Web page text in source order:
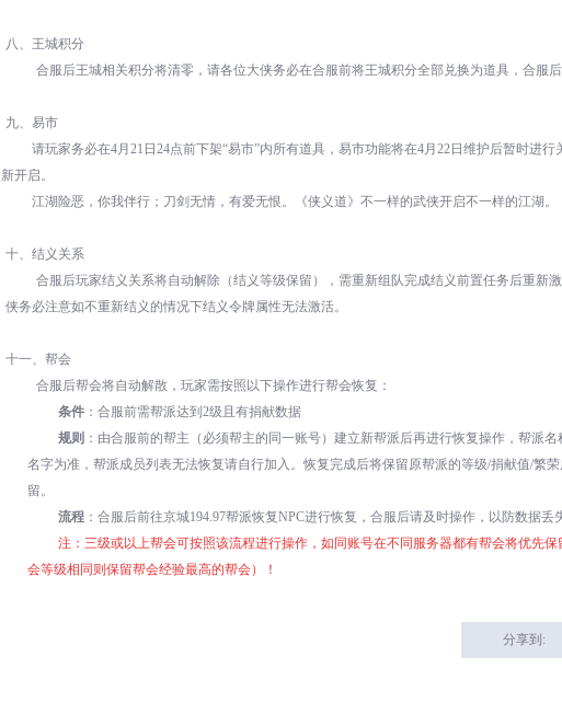
八、
王城积分
合服后王城相关积分将清零，请各位大侠务必在合服前将王城积分全部兑换为道具，合服后
九、 易市
请玩家务必在4月 21 日 24点前下架“易市”内所有道具，易市功能将在4月 22日维护后暂时进行
新开启。
江湖险恶，你我伴行；刀剑无情，有爱无恨。《侠义道》不一样的武侠开启不一样的江湖。
十、 结义关系
合服后玩家结义关系将自动解除（结义等级保留），需重新组队完成结义前置任务后重新
侠务必注意如不重新结义的情况下结义令牌属性无法激活。
十一、 帮会
合服后帮会将自动解散，玩家需按照以下操作进行帮会恢复：
条件：合服前需帮派达到 2级且有捐献数据
规则 ：由合服前的帮主（必须帮主的同一账号）建立新帮派后再进行恢复操作，帮派
名字为准，帮派成员列表无法恢复请自行加入。恢复完成后将保留原帮派的等级/捐献值/繁
留。
流程：合服后前往京城194.97帮派恢复NPC进行恢复，合服后请及时操作，以防数据丢
注：三级或以上帮会可按照该流程进行操作，如同账号在不同服务器都有帮会将优先
会等级相同则保留帮会经验最高的帮会）！
分享到: